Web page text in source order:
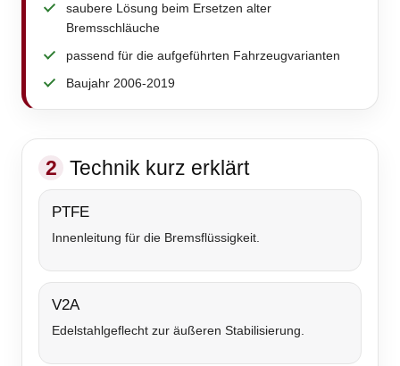
saubere Lösung beim Ersetzen alter
Bremsschläuche
passend für die aufgeführten Fahrzeugvarianten
Baujahr 2006-2019
2 Technik kurz erklärt
PTFE
Innenleitung für die Bremsflüssigkeit.
V2A
Edelstahlgeflecht zur äußeren Stabilisierung.